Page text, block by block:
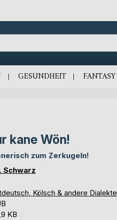
GESUNDHEIT FANTASY
kane Wön!
zum Zerkugeln!
Schwarz
Kölsch & andere Dialekte
KB